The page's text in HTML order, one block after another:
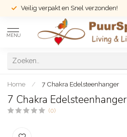
Veilig verpakt en Snel verzonden!
MENU
Home / 7 Chakra Edelsteenhanger
7 Chakra Edelsteenhanger
(0)